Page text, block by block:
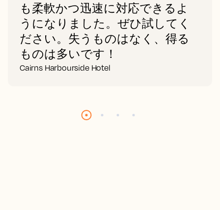
も柔軟かつ迅速に対応できるよ
うになりました。ぜひ試してく
ださい。失うものはなく、得る
ものは多いです！
Cairns Harbourside Hotel